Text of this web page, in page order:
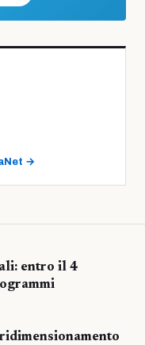
→
entro il 4